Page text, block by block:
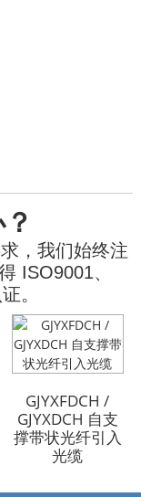
，我们始终注
ISO9001、
。
GJYXFDCH /
GJYXDCH 自支
撑带状光纤引入
光缆